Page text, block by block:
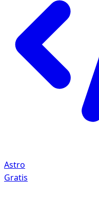
Astro
Gratis